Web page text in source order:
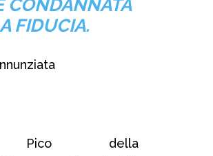
CONDANNATA
FIDUCIA.
Pico della